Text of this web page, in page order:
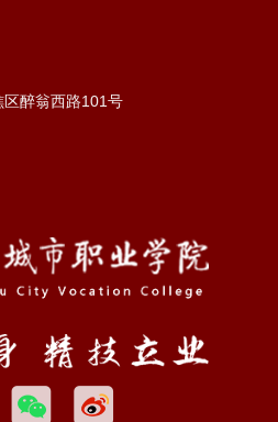
醉翁西路101号